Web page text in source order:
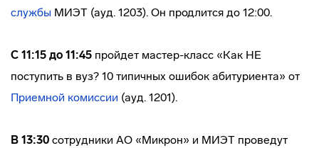
службы МИЭТ (ауд. 1203). Он продлится до 12:00.
С 11:15 до 11:45 пройдет мастер-класс «Как НЕ
поступить в вуз? 10 типичных ошибок абитуриента» от
Приемной комиссии (ауд. 1201).
В 13:30 сотрудники АО «Микрон» и МИЭТ проведут